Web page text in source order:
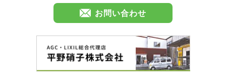
お問い合わせ